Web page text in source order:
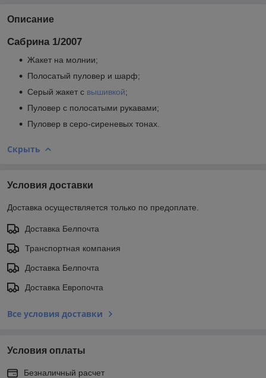
Описание
Сабрина 1/2007
Жакет на молнии;
Полосатый пуловер и шарф;
Серый жакет с вышивкой;
Пуловер с полосатыми рукавами;
Пуловер в серо-сиреневых тонах.
Скрыть
Условия доставки
Доставка осуществляется только по предоплате.
Доставка Белпочта
Транспортная компания
Доставка Белпочта
Доставка Европочта
Все условия доставки
Условия оплаты
Безналичный расчет